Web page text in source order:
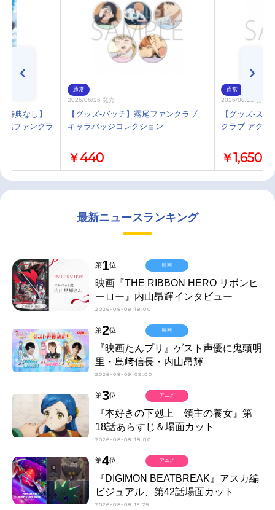
特典なし】
尾ファンクラ
通常
2026/06/26 発売
【グッズ-バッチ】霧尾ファンクラブ
キャラバッジコレクション
￥440
通常
2026/06/26 発売
【グッズ-ス
クラブ アクリ
￥1,650
最新ニュースランキング
第1位
映画『THE RIBBON HERO リボンヒ
ーロー』内山昂輝インタビュー
2026-08-08 18:00
映画
第2位
『映画たんプリ』ゲスト声優に鬼頭明
里・島﨑信長・内山昂輝
2026-08-09 09:00
映画
第3位
『本好きの下剋上 領主の養女』第
18話あらすじ＆場面カット
2026-08-08 18:00
アニメ
第4位
『DIGIMON BEATBREAK』アスカ編
ビジュアル、第42話場面カット
2026-08-08 15:25
アニメ